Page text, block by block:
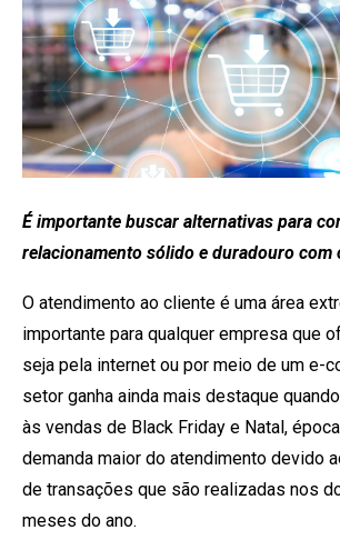
É importante buscar alternativas para
relacionamento sólido e duradouro com
O atendimento ao cliente é uma área
importante para qualquer empresa que
seja pela internet ou por meio de um e-
setor ganha ainda mais destaque
às vendas de Black Friday e Natal,
demanda maior do atendimento devido
de transações que são realizadas nos
meses do ano.